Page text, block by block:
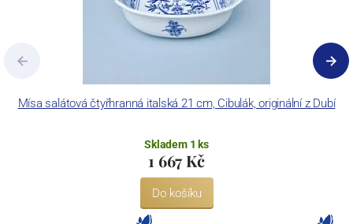
Mísa salátová čtyřhranná italská 21 cm, Cibulák, originální z Dubí
Skladem 1 ks
1 667 Kč
Do košíku